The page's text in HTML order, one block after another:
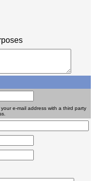
e-mail address with a third party